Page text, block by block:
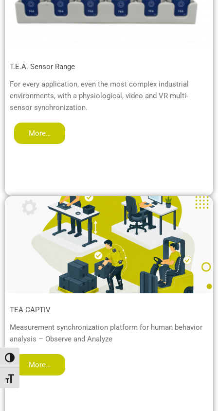
Umschalten auf hohe Kontraste
Schrift vergrößern
T.E.A. Sensor Range
For every application, even the most complex industrial
environments, with a physiological, video and VR multi-
sensor synchronization.
More…
TEA CAPTIV
Measurement synchronization platform for human behavior
analysis – Observe and Analyze
More…